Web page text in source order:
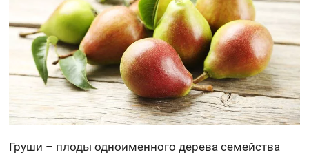
Груши – плоды одноименного дерева семейства